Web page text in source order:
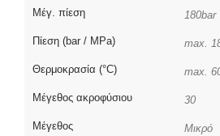
Μέγ. πίεση 180bar
Πίεση (bar / MPa) max.
Θερμοκρασία (°C) max.
Μέγεθος ακροφύσιου 30
Μέγεθος Μικρό